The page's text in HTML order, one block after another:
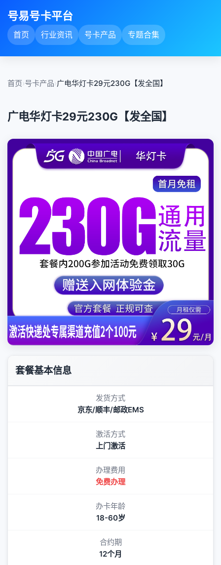
号易号卡平台
首页 行业资讯 号卡产品 专题合集
首页›号卡产品›广电华灯卡29元230G【发全国】
广电华灯卡29元230G【发全国】
套餐基本信息
发货方式
京东/顺丰/邮政EMS
激活方式
上门激活
办理费用
免费办理
办卡年龄
18-60岁
合约期
12个月